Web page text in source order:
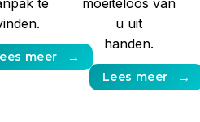
meer →
u uit
handen.
Lees meer →